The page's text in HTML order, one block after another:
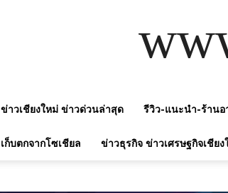
ข่าวเชียงใหม่ ข่าวด่วนล่าสุด รีวิว-แนะนำ-ร้านอ
เก็บตกจากโซเชียล ข่าวธุรกิจ ข่าวเศรษฐกิจเชียง